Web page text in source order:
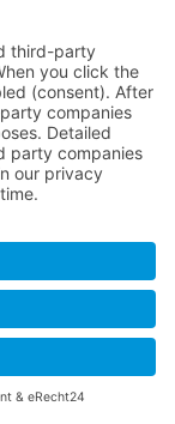
info@antonius-